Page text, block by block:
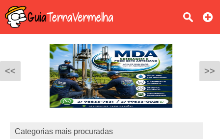
<< >>
Categorias mais procuradas